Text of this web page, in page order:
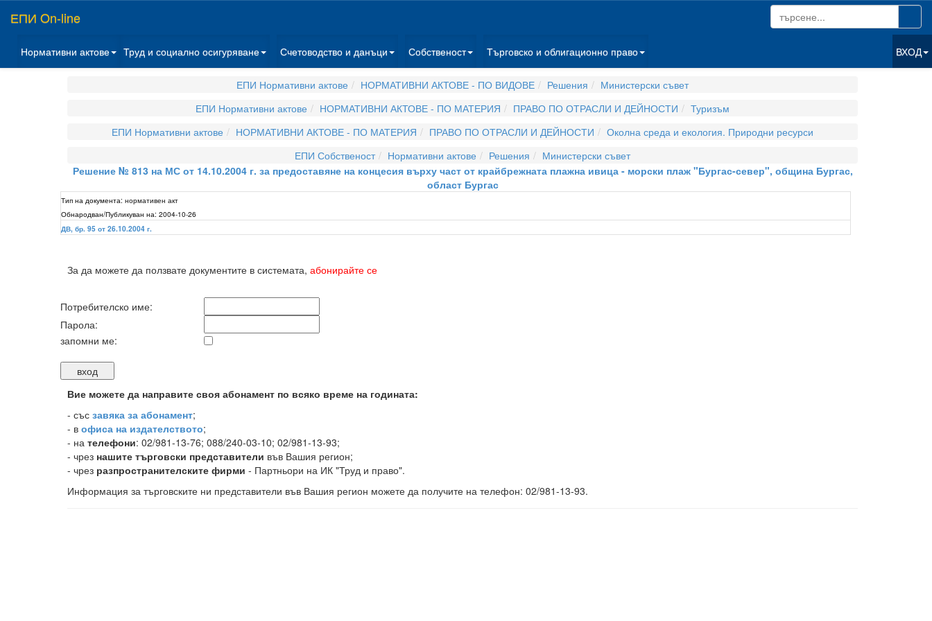
ЕПИ On-line
Нормативни актове Труд и социално осигуряване Счетоводство и данъци Собственост Търговско и облигационно право ВХОД
ЕПИ Нормативни актове НОРМАТИВНИ АКТОВЕ - ПО ВИДОВЕ Решения
Министерски съвет
ЕПИ Нормативни актове
НОРМАТИВНИ АКТОВЕ - ПО МАТЕРИЯ ПРАВО ПО ОТРАСЛИ И ДЕЙНОСТИ
Туризъм
ЕПИ Нормативни актове
НОРМАТИВНИ АКТОВЕ - ПО МАТЕРИЯ ПРАВО ПО ОТРАСЛИ И ДЕЙНОСТИ
Околна среда и екология. Природни ресурси
ЕПИ Собственост
Нормативни актове Решения
Министерски съвет
Решение № 813 на МС от 14.10.2004 г. за предоставяне на концесия върху част от крайбрежната плажна ивица - морски плаж "Бургас-север", община Бургас,
област Бургас
Тип на документа: нормативен акт
Обнародван/Публикуван на: 2004-10-26
ДВ, бр. 95 от 26.10.2004 г.
За да можете да ползвате документите в системата, абонирайте се
Потребителско име:
Парола:
запомни ме:
Вие можете да направите своя абонамент по всяко време на годината:
- със завяка за абонамент;
- в офиса на издателството;
- на телефони: 02/981-13-76; 088/240-03-10; 02/981-13-93;
- чрез нашите търговски представители във Вашия регион;
- чрез разпространителските фирми - Партньори на ИК "Труд и право".
Информация за търговските ни представители във Вашия регион можете да получите на телефон: 02/981-13-93.